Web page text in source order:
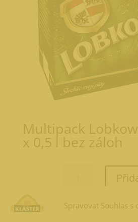
Spravovat Souhlas s
Multipack
x 0,5 l bez záloh
8
200,50